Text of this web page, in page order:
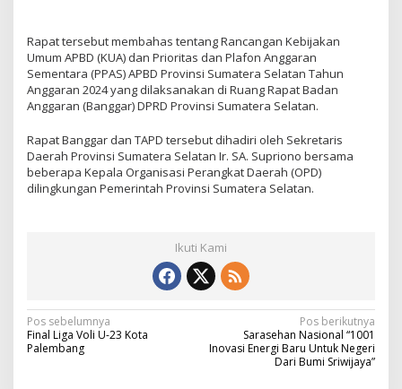
Rapat tersebut membahas tentang Rancangan Kebijakan
Umum APBD (KUA) dan Prioritas dan Plafon Anggaran
Sementara (PPAS) APBD Provinsi Sumatera Selatan Tahun
Anggaran 2024 yang dilaksanakan di Ruang Rapat Badan
Anggaran (Banggar) DPRD Provinsi Sumatera Selatan.
Rapat Banggar dan TAPD tersebut dihadiri oleh Sekretaris
Daerah Provinsi Sumatera Selatan Ir. SA. Supriono bersama
beberapa Kepala Organisasi Perangkat Daerah (OPD)
dilingkungan Pemerintah Provinsi Sumatera Selatan.
Ikuti Kami
N
a
Pos sebelumnya
Final Liga Voli U-23 Kota
Palembang
Pos berikutnya
Sarasehan Nasional “1001
Inovasi Energi Baru Untuk Negeri
Dari Bumi Sriwijaya”